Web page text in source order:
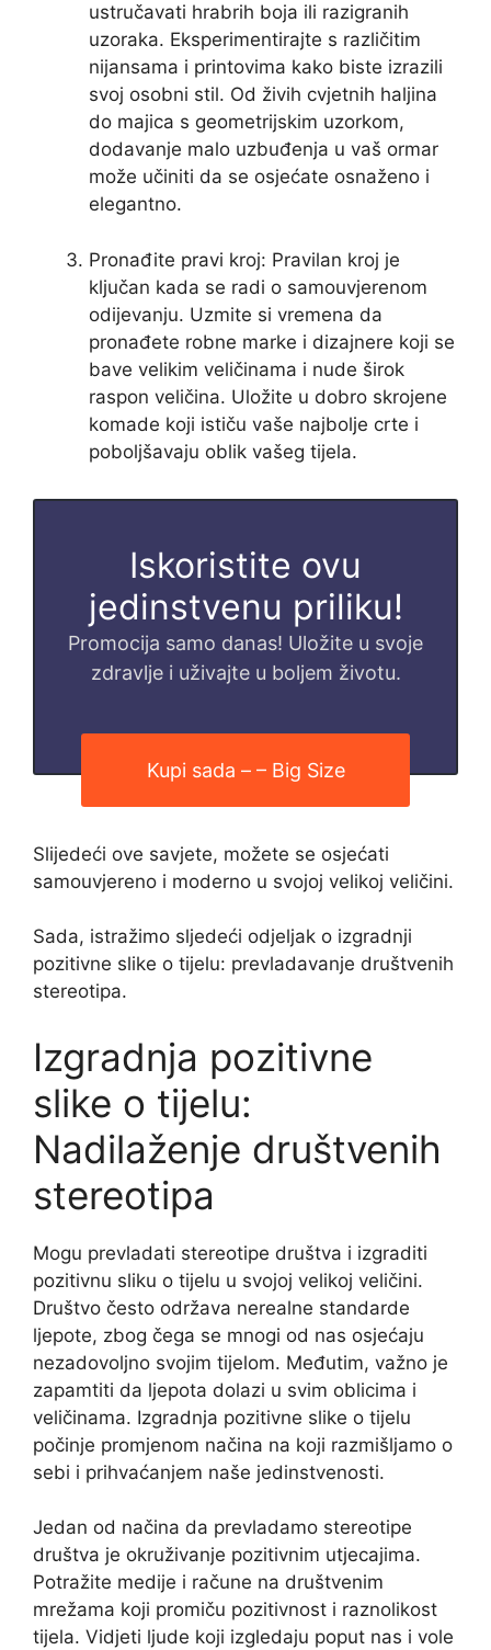
ustručavati hrabrih boja ili razigranih
uzoraka. Eksperimentirajte s različitim
nijansama i printovima kako biste izrazili
svoj osobni stil. Od živih cvjetnih haljina
do majica s geometrijskim uzorkom,
dodavanje malo uzbuđenja u vaš ormar
može učiniti da se osjećate osnaženo i
elegantno.
Pronađite pravi kroj: Pravilan kroj je
ključan kada se radi o samouvjerenom
odijevanju. Uzmite si vremena da
pronađete robne marke i dizajnere koji se
bave velikim veličinama i nude širok
raspon veličina. Uložite u dobro skrojene
komade koji ističu vaše najbolje crte i
poboljšavaju oblik vašeg tijela.
Iskoristite ovu
jedinstvenu priliku!
Promocija samo danas! Uložite u svoje
zdravlje i uživajte u boljem životu.
Kupi sada – – Big Size
Slijedeći ove savjete, možete se osjećati
samouvjereno i moderno u svojoj velikoj veličini.
Sada, istražimo sljedeći odjeljak o izgradnji
pozitivne slike o tijelu: prevladavanje društvenih
stereotipa.
Izgradnja pozitivne
slike o tijelu:
Nadilaženje društvenih
stereotipa
Mogu prevladati stereotipe društva i izgraditi
pozitivnu sliku o tijelu u svojoj velikoj veličini.
Društvo često održava nerealne standarde
ljepote, zbog čega se mnogi od nas osjećaju
nezadovoljno svojim tijelom. Međutim, važno je
zapamtiti da ljepota dolazi u svim oblicima i
veličinama. Izgradnja pozitivne slike o tijelu
počinje promjenom načina na koji razmišljamo o
sebi i prihvaćanjem naše jedinstvenosti.
Jedan od načina da prevladamo stereotipe
društva je okruživanje pozitivnim utjecajima.
Potražite medije i račune na društvenim
mrežama koji promiču pozitivnost i raznolikost
tijela. Vidjeti ljude koji izgledaju poput nas i vole